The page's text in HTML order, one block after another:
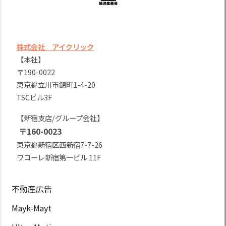
株式会社 アイクリック
【本社】
〒190-0022
東京都立川市錦町1-4-20
TSCビル3F
【新宿支店/グループ会社】
〒160-0023
東京都新宿区西新宿7-7-26
ワコーレ新宿第一ビル 11F
不動産広告
Mayk-Mayt